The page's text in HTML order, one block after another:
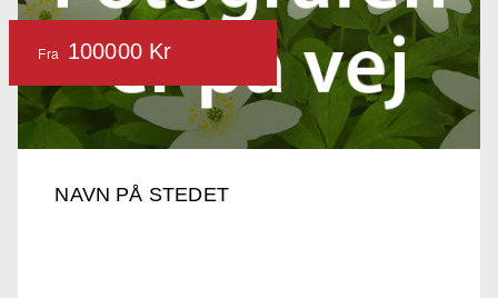
NAVN PÅ STEDET
Fra 100000 Kr